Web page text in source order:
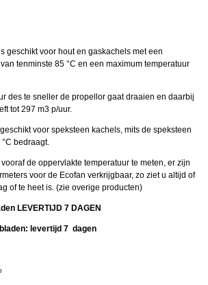
geschikt voor hout en gaskachels met een
tenminste 85 °C en een maximum temperatuur
des te sneller de propellor gaat draaien en daarbij
tot 297 m3 p/uur.
voor speksteen kachels, mits de speksteen
bedraagt.
de oppervlakte temperatuur te meten, er zijn
voor de Ecofan verkrijgbaar, zo ziet u altijd of
of te heet is. (zie overige producten)
LEVERTIJD 7 DAGEN
levertijd 7 dagen